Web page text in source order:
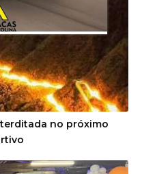
no próximo